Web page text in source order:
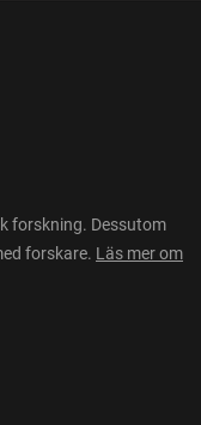
forskning. Dessutom
forskare. Läs mer om